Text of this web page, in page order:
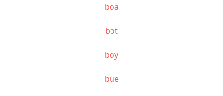
boa
bot
boy
bue